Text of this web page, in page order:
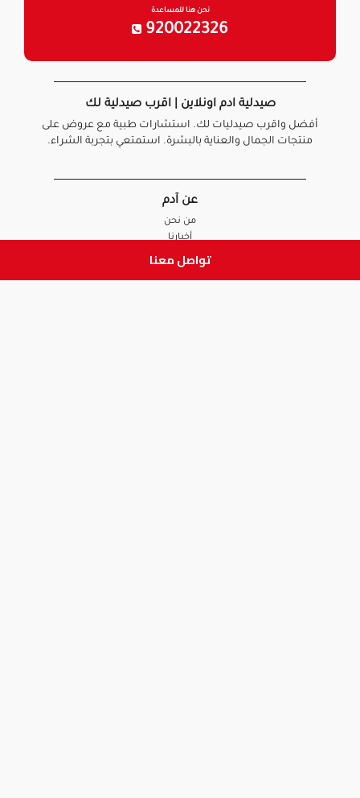
تواصل معنا
نحن هنا للمساعدة
920022326
صيدلية ادم اونلاين | اقرب صيدلية لك
أفضل واقرب صيدليات لك. استشارات طبية مع عروض على
منتجات الجمال والعناية بالبشرة. استمتعي بتجربة الشراء.
عن آدم
من نحن
أخبارنا
الأسئلة الشائعة
تواصل معنا